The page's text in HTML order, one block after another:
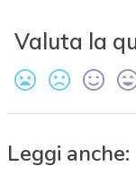
Valuta la
Leggi anche: